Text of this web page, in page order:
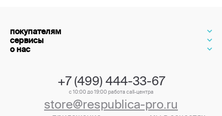
покупателям
сервисы
о нас
+7 (499) 444-33-67
с 10:00 до 19:00 работа call-центра
store@respublica-pro.ru